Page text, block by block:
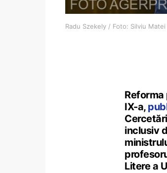
Radu Szekely / Foto: Silviu
IX-a,
inclusiv
Litere a